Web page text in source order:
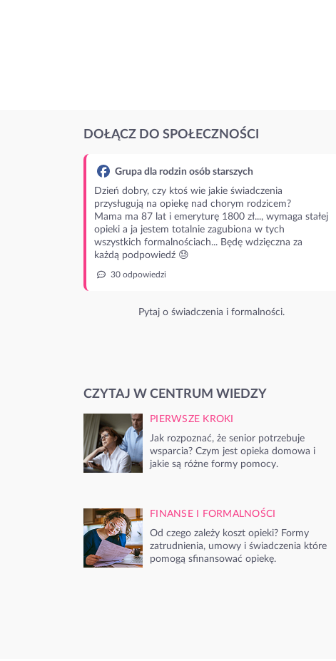
DOŁĄCZ DO SPOŁECZNOŚCI
Grupa dla rodzin osób starszych
Dzień dobry, czy ktoś wie jakie świadczenia
przysługują na opiekę nad chorym rodzicem?
Mama ma 87 lat i emeryturę 1800 zł..., wymaga stałej
opieki a ja jestem totalnie zagubiona w tych
wszystkich formalnościach... Będę wdzięczna za
każdą podpowiedź 😓
30 odpowiedzi
Pytaj o świadczenia i formalności.
CZYTAJ W CENTRUM WIEDZY
PIERWSZE KROKI
Jak rozpoznać, że senior potrzebuje
wsparcia? Czym jest opieka domowa i
jakie są różne formy pomocy.
FINANSE I FORMALNOŚCI
Od czego zależy koszt opieki? Formy
zatrudnienia, umowy i świadczenia które
pomogą sfinansować opiekę.